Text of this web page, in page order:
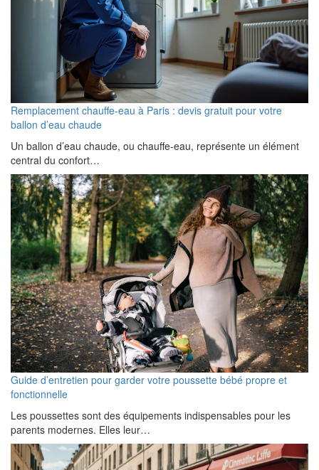
Remplacement chauffe-eau à Paris : devis gratuit pour votre
ballon d’eau chaude
Un ballon d’eau chaude, ou chauffe-eau, représente un élément
central du confort…
Guide d’entretien pour garder votre poussette bébé propre et
fonctionnelle
Les poussettes sont des équipements indispensables pour les
parents modernes. Elles leur…